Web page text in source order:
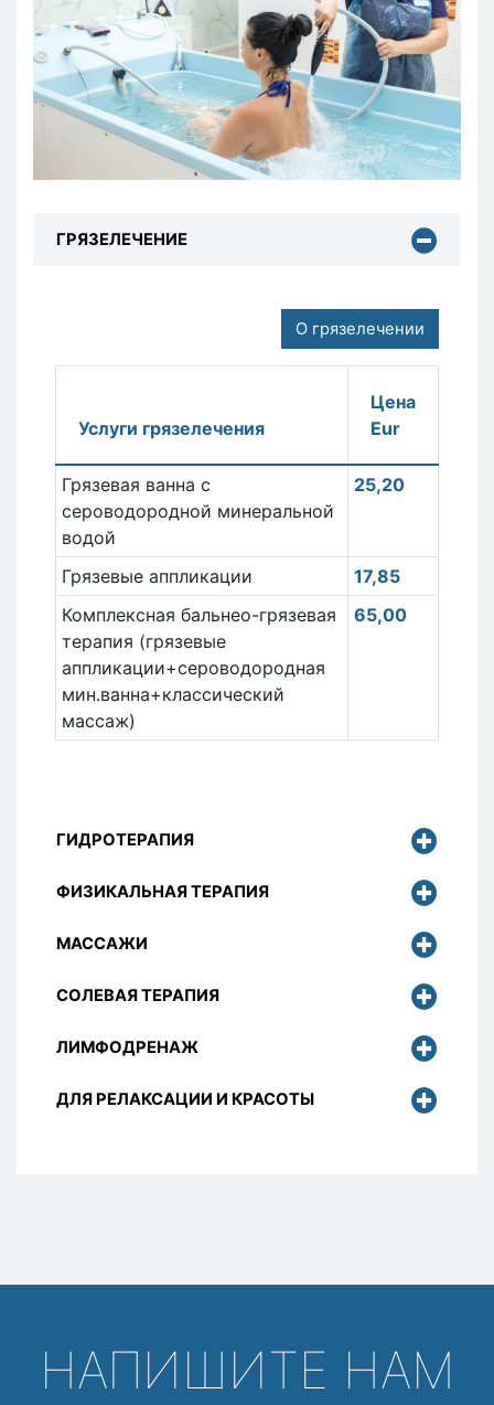
ГРЯЗЕЛЕЧЕНИЕ
О грязелечении
Услуги грязелечения
Цена
Eur
Грязевая ванна с
сероводородной минеральной
водой
25,20
Грязевые аппликации
17,85
Комплексная бальнео-грязевая
терапия (грязевые
аппликации+сероводородная
мин.ванна+классический
массаж)
65,00
ГИДРОТЕРАПИЯ
ФИЗИКАЛЬНАЯ ТЕРАПИЯ
МАССАЖИ
СОЛЕВАЯ ТЕРАПИЯ
ЛИМФОДРЕНАЖ
ДЛЯ РЕЛАКСАЦИИ И КРАСОТЫ
НАПИШИТЕ НАМ